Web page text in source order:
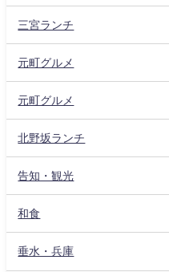
三宮ランチ
元町グルメ
元町グルメ
北野坂ランチ
告知・観光
和食
垂水・兵庫